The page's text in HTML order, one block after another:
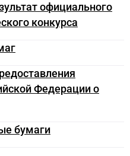
официального
конкурса
Федерации о
бумаги